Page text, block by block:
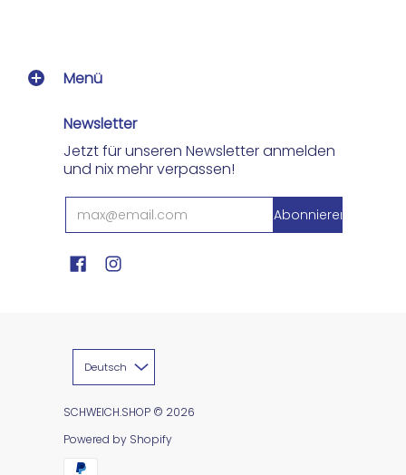
Menü
Newsletter
Jetzt für unseren Newsletter anmelden
und nix mehr verpassen!
Deutsch
SCHWEICH.SHOP © 2026
Powered by Shopify